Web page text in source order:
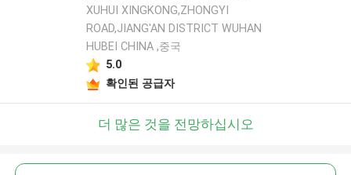
XUHUI XINGKONG,ZHONGYI
ROAD,JIANG'AN DISTRICT WUHAN
HUBEI CHINA ,중국
5.0
확인된 공급자
더 많은 것을 전망하십시오